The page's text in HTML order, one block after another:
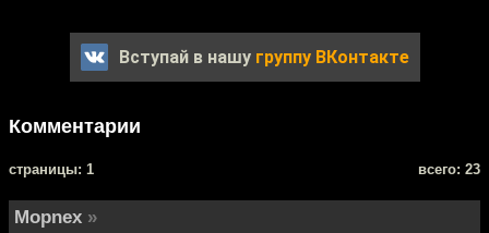
Вступай в нашу группу ВКонтакте
Комментарии
cтраницы: 1 всего: 23
Mоpnex »